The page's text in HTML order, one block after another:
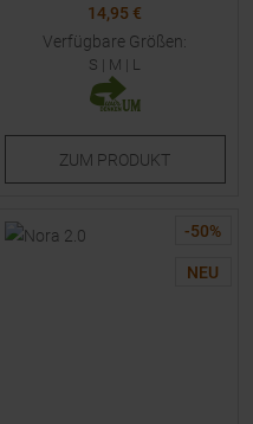
14,95 €
Verfügbare Größen:
S | M | L
ZUM PRODUKT
-50%
NEU